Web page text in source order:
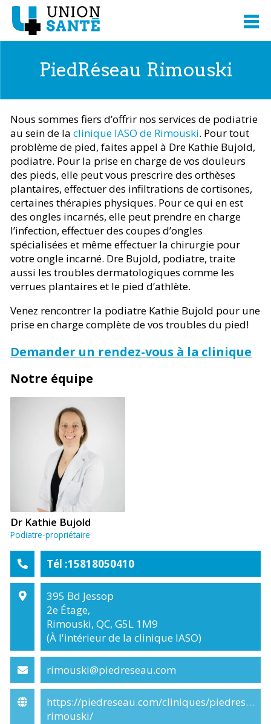
PiedRéseau Rimouski
Nous sommes fiers d’offrir nos services de podiatrie
au sein de la clinique IASO de Rimouski. Pour tout
problème de pied, faites appel à Dre Kathie Bujold,
podiatre. Pour la prise en charge de vos douleurs
des pieds, elle peut vous prescrire des orthèses
plantaires, effectuer des infiltrations de cortisones,
certaines thérapies physiques. Pour ce qui en est
des ongles incarnés, elle peut prendre en charge
l’infection, effectuer des coupes d’ongles
spécialisées et même effectuer la chirurgie pour
votre ongle incarné. Dre Bujold, podiatre, traite
aussi les troubles dermatologiques comme les
verrues plantaires et le pied d’athlète.
Venez rencontrer la podiatre Kathie Bujold pour une
prise en charge complète de vos troubles du pied!
Demander un rendez-vous à la clinique
Tél :15818050410
395 Bd Jessop
2e Étage,
Rimouski, QC, G5L 1M9
(À l'intérieur de la clinique IASO)
rimouski@piedreseau.com
https://piedreseau.com/cliniques/piedreseau-
rimouski/
Notre équipe
Dr Kathie Bujold
Podiatre-propriétaire